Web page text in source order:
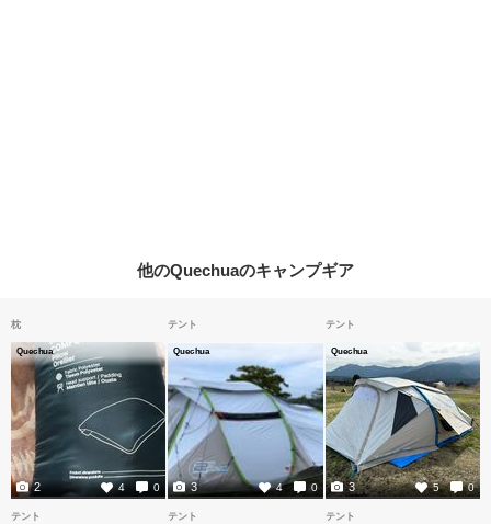
他のQuechuaのキャンプギア
枕
Quechua
4 0
2
テント
Quechua
4 0
3
テント
Quechua
5 0
3
テント テント テント